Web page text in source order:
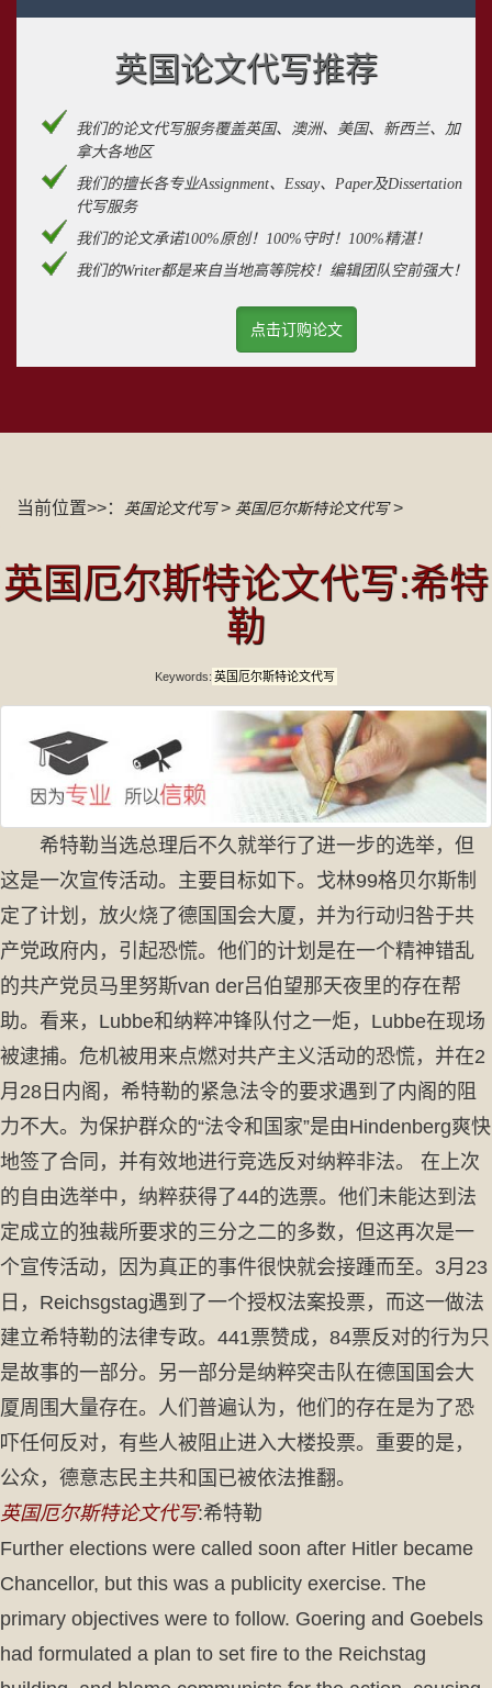
英国论文代写推荐
我们的论文代写服务覆盖英国、澳洲、美国、新西兰、加
拿大各地区
我们的擅长各专业Assignment、Essay、Paper及Dissertation
代写服务
我们的论文承诺100%原创！100%守时！100%精湛！
我们的Writer都是来自当地高等院校！编辑团队空前强大！
点击订购论文
当前位置>>： 英国论文代写> 英国厄尔斯特论文代写>
英国厄尔斯特论文代写:希特
勒
Keywords: 英国厄尔斯特论文代写
希特勒当选总理后不久就举行了进一步的选举，但
这是一次宣传活动。主要目标如下。戈林99格贝尔斯制
定了计划，放火烧了德国国会大厦，并为行动归咎于共
产党政府内，引起恐慌。他们的计划是在一个精神错乱
的共产党员马里努斯van der吕伯望那天夜里的存在帮
助。看来，Lubbe和纳粹冲锋队付之一炬，Lubbe在现场
被逮捕。危机被用来点燃对共产主义活动的恐慌，并在2
月28日内阁，希特勒的紧急法令的要求遇到了内阁的阻
力不大。为保护群众的“法令和国家”是由Hindenberg爽快
地签了合同，并有效地进行竞选反对纳粹非法。 在上次
的自由选举中，纳粹获得了44的选票。他们未能达到法
定成立的独裁所要求的三分之二的多数，但这再次是一
个宣传活动，因为真正的事件很快就会接踵而至。3月23
日，Reichsgstag遇到了一个授权法案投票，而这一做法
建立希特勒的法律专政。441票赞成，84票反对的行为只
是故事的一部分。另一部分是纳粹突击队在德国国会大
厦周围大量存在。人们普遍认为，他们的存在是为了恐
吓任何反对，有些人被阻止进入大楼投票。重要的是，
公众，德意志民主共和国已被依法推翻。
英国厄尔斯特论文代写:希特勒
Further elections were called soon after Hitler became
Chancellor, but this was a publicity exercise. The
primary objectives were to follow. Goering and Goebels
had formulated a plan to set fire to the Reichstag